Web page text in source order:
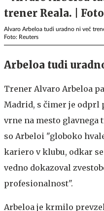
Alvaro Arbeloa tudi uradno ni več
Foto: Reuters
Arbeloa tudi
Trener Alvaro Arbeloa
Madrid, s čimer je odprl
vrne na mesto glavnega
so Arbeloi "globoko
kariero v klubu, odkar
vedno dokazoval
profesionalnost".
Arbeloa je krmilo